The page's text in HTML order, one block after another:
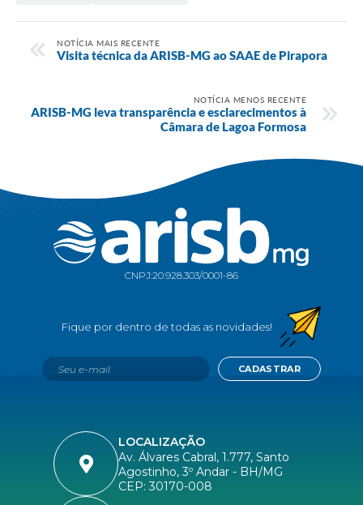
NOTÍCIA MAIS RECENTE
Visita técnica da ARISB-MG ao SAAE de Pirapora
NOTÍCIA MENOS RECENTE
ARISB-MG leva transparência e esclarecimentos à
Câmara de Lagoa Formosa
CNPJ:20.928.303/0001-86
LOCALIZAÇÃO
Av. Álvares Cabral, 1.777, Santo
Agostinho, 3º Andar - BH/MG
CEP: 30170-008
CADASTRAR